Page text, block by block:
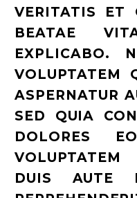
VERITATIS ET
BEATAE
EXPLICABO.
VOLUPTATEM
ASPERNATUR
SED QUIA
DOLORES
DUIS AUTE